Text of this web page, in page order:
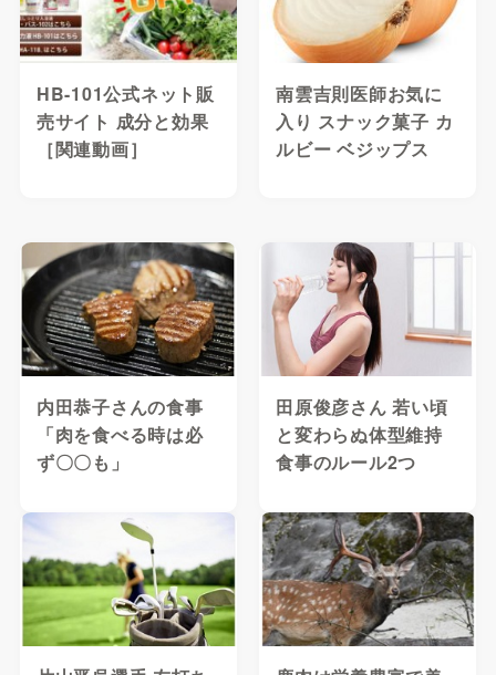
HB-101公式ネット販
売サイト 成分と効果
［関連動画］
南雲吉則医師お気に
入り スナック菓子 カ
ルビー ベジップス
内田恭子さんの食事
「肉を食べる時は必
ず〇〇も」
田原俊彦さん 若い頃
と変わらぬ体型維持
食事のルール2つ